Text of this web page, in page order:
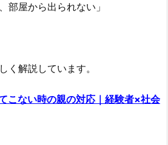
部屋から出られない」
く解説しています。
こない時の親の対応｜経験者×社会